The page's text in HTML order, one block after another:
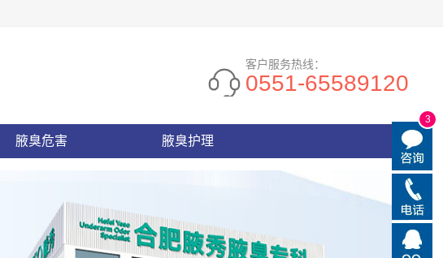
客户服务热线：
0551-65589120
腋臭危害 腋臭护理
3